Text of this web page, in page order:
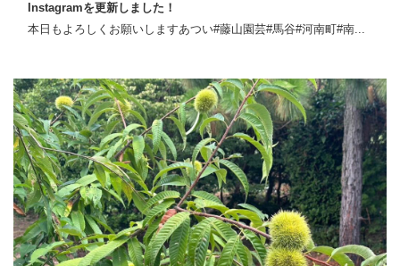
Instagramを更新しました！
本日もよろしくお願いしますあつい#藤山園芸#馬谷#河南町#南...